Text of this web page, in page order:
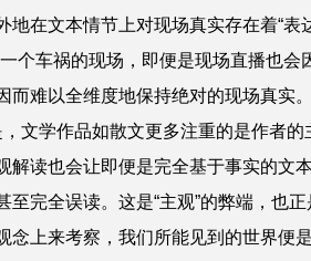
地在文本情节上对现场真实存在着“表
个车祸的现场，即便是现场直播也会
而难以全维度地保持绝对的现场真实
文学作品如散文更多注重的是作者的
解读也会让即便是完全基于事实的文
至完全误读。这是“主观”的弊端，也正
念上来考察，我们所能见到的世界便